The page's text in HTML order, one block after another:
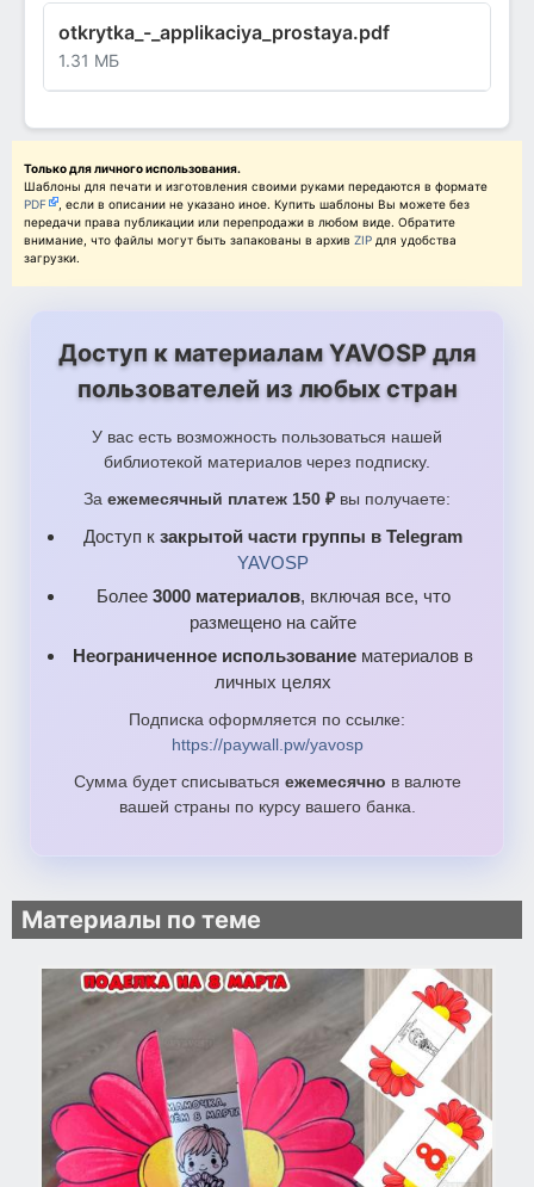
otkrytka_-_applikaciya_prostaya.pdf
1.31 МБ
Только для личного использования.
Шаблоны для печати и изготовления своими руками передаются в формате
PDF
, если в описании не указано иное. Купить шаблоны Вы можете без
передачи права публикации или перепродажи в любом виде. Обратите
внимание, что файлы могут быть запакованы в архив ZIP для удобства
загрузки.
Доступ к материалам YAVOSP для
пользователей из любых стран
У вас есть возможность пользоваться нашей
библиотекой материалов через подписку.
За ежемесячный платеж 150 ₽ вы получаете:
Доступ к закрытой части группы в Telegram
YAVOSP
Более 3000 материалов, включая все, что
размещено на сайте
Неограниченное использование материалов в
личных целях
Подписка оформляется по ссылке:
https://paywall.pw/yavosp
Сумма будет списываться ежемесячно в валюте
вашей страны по курсу вашего банка.
Материалы по теме